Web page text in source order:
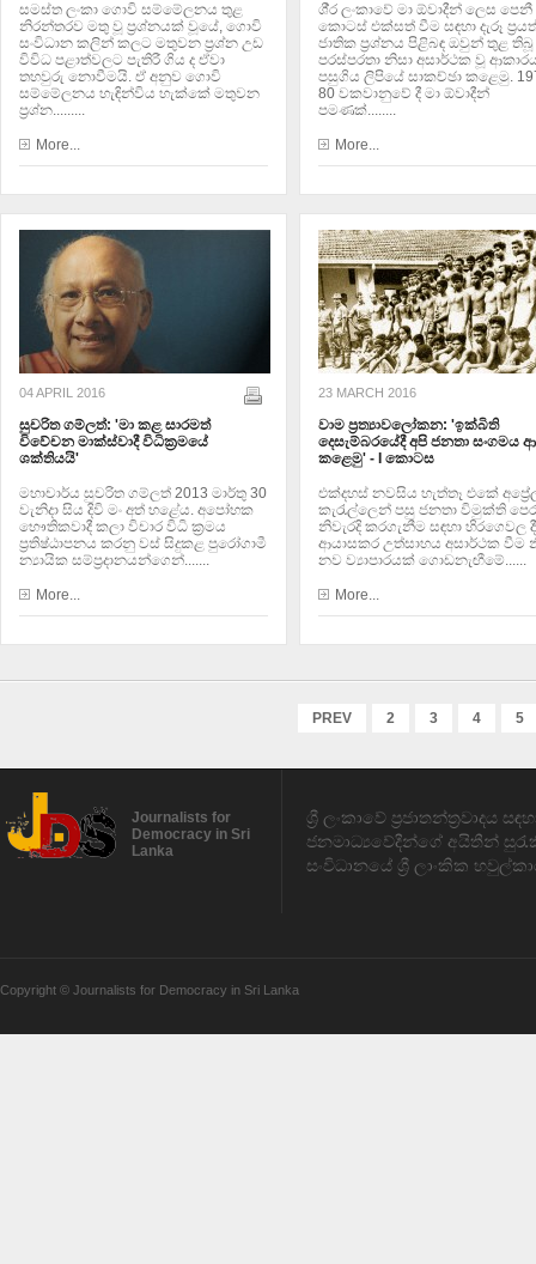
සමස්ත ලංකා ගොවි සම්මේලනය තුළ
නිරන්තරව මතු වූ ප‍්‍රශ්නයක් වූයේ, ගොවි
සංවිධාන කලින් කලට මතුවන ප‍්‍රශ්න උඩ
විවිධ පළාත්වලට පැතිරී ගිය ද ඒවා
තහවුරු නොවීමයි. ඒ අනුව ගොවි
සම්මේලනය හැඳින්විය හැක්කේ මතුවන
ප‍්‍රශ්න.........
More...
ශී‍්‍ර ලංකාවේ මා ඕවාදීන් ලෙස
කොටස් එක්සත් වීම සඳහා දැරූ
ජාතික ප‍්‍රශ්නය පිළිබඳ ඔවුන් තුළ තිබූ
පරස්පරතා නිසා අසාර්ථක වූ
පසුගිය ලිපියේ සාකච්ඡා කළෙමු.
80 වකවානුවේ දී මා ඕවාදීන්
පමණක්........
More...
04 APRIL 2016
සුචරිත ගම්ලත්: 'මා කළ සාරමත්
විවේචන මාක්ස්වාදී විධික්‍ර‍මයේ
ශක්තියයි'
මහාචාර්ය සුචරිත ගම්ලත් 2013 මාර්තු 30
වැනිදා සිය දිවි මං අත් හළේය.‍ අපෝහක
භෞතිකවාදී කලා විචාර විධි ක්‍රමය
ප්‍ර‍තිෂ්ඨාපනය කරනු වස් සිදුකළ පුරෝගාමී
න්‍යායික සම්ප්‍රදානයන්ගෙන්.......
More...
23 MARCH 2016
වාම ප්‍ර‍ත්‍යාවලෝකන: 'ඉක්බිති
දෙසැම්බරයේදී අපි ජනතා සංගමය
කළෙමු' - I කොටස
එක්දහස් නවසිය හැත්තෑ එකේ
කැරැල්ලෙන් පසු ජනතා විමුක්ති
නිවැරදි කරගැනීම සඳහා හිරගෙවල දී
ආයාසකර උත්සාහය අසාර්ථක වීම
නව ව්‍යාපාරයක් ගොඩනැඟීමේ......
More...
PREV 2 3 4 5
Journalists for
Democracy in Sri
Lanka
ශ්‍රී ලංකාවේ ප්‍රජාතන්ත්‍රවාදය
ජනමාධ්‍යවේදීන්ගේ අයිතීන්
සංවිධානයේ ශ්‍රී ලාංකික
Copyright © Journalists for Democracy in Sri Lanka